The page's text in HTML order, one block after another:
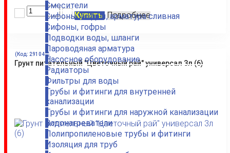
Смесители
Сифоны, гофры, арматура сливная
Сифоны, гофры
Подводки воды, шланги
Пароводяная арматура
Насосное оборудование
Радиаторы
Фильтры для воды
Трубы и фитинги для внутренней
канализации
Трубы и фитинги для наружной канализации
Водонагреватели
Полипропиленовые трубы и фитинги
Изоляция для труб
Купить Подробнее
Грунт питательный "Цветочный рай" универсал 3л (6)
(Код: 291049)